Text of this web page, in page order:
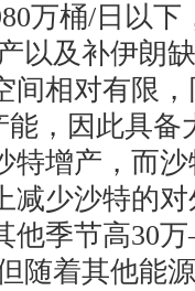
万桶/日以
以及补伊朗
间相对有限
，因此具备
特增产，而
减少沙特的
他季节高30
随着其他能